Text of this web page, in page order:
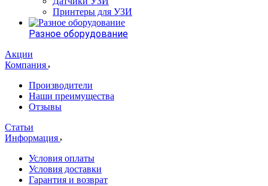
Принтеры для УЗИ
Разное оборудование
Акции
Компания
Производители
Наши преимущества
Отзывы
Статьи
Информация
Условия оплаты
Условия доставки
Гарантия и возврат